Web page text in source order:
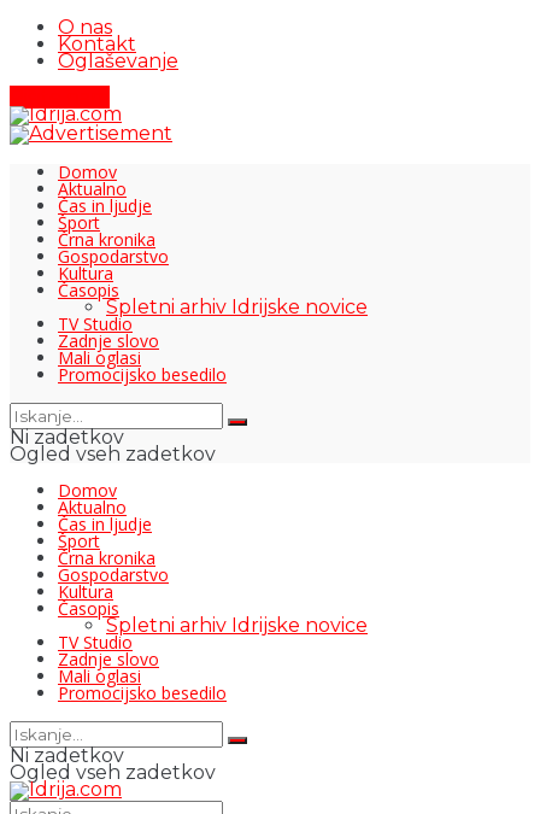
O nas
Kontakt
Oglaševanje
Domov
Aktualno
Čas in ljudje
Šport
Črna kronika
Gospodarstvo
Kultura
Časopis
Spletni arhiv Idrijske novice
TV Studio
Zadnje slovo
Mali oglasi
Promocijsko besedilo
Ni zadetkov
Ogled vseh zadetkov
Domov
Aktualno
Čas in ljudje
Šport
Črna kronika
Gospodarstvo
Kultura
Časopis
Spletni arhiv Idrijske novice
TV Studio
Zadnje slovo
Mali oglasi
Promocijsko besedilo
Ni zadetkov
Ogled vseh zadetkov